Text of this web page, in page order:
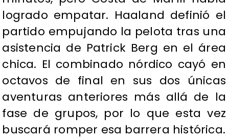
logrado empatar. Haaland definió el
partido empujando la pelota tras una
asistencia de Patrick Berg en el área
chica. El combinado nórdico cayó en
octavos de final en sus dos únicas
aventuras anteriores más allá de la
fase de grupos, por lo que esta vez
buscará romper esa barrera histórica.